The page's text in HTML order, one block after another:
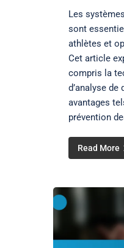
Les
sont
athlètes et
Cet article
compris la
d’analyse de
avantages
prévention
Read More